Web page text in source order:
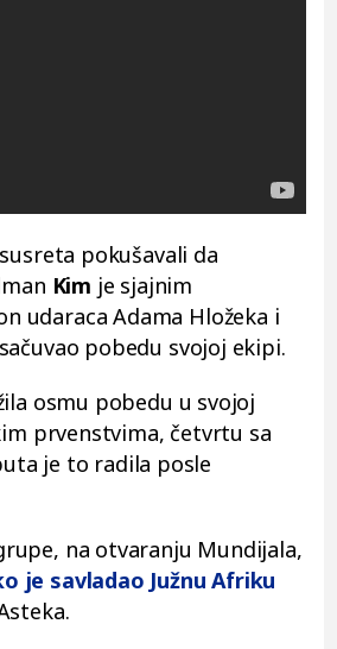
pokušavali da
Kim je sjajnim
udaraca Adama Hložeka i
pobedu svojoj ekipi.
osmu pobedu u svojoj
prvenstvima, četvrtu sa
je to radila posle
na otvaranju Mundijala,
je savladao Južnu Afriku